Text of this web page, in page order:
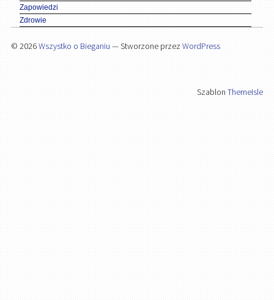
Zapowiedzi
Zdrowie
© 2026Wszystko o Bieganiu — Stworzone przez WordPress
SzablonThemeIsle